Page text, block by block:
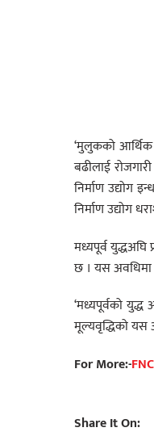
‘मुलुकको आर्थिक
बढीलाई
निर्माण उद्योग
निर्माण उद्योग
मध्यपूर्व
छ । यस अवधिमा
‘मध्यपूर्वको
मूल्यवृद्धिको यस
For More:-
Share It On: